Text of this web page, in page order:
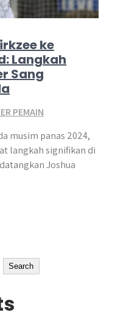
ke
Langkah
Sang
PEMAIN
musim panas 2024,
langkah signifikan di
Joshua
Search